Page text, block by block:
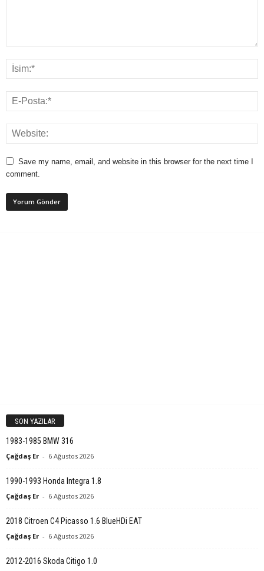
Save my name, email, and website in this browser for the next time I
comment.
SON YAZILAR
1983-1985 BMW 316
Çağdaş Er - 6 Ağustos 2026
1990-1993 Honda Integra 1.8
Çağdaş Er - 6 Ağustos 2026
2018 Citroen C4 Picasso 1.6 BlueHDi EAT
Çağdaş Er - 6 Ağustos 2026
2012-2016 Skoda Citigo 1.0